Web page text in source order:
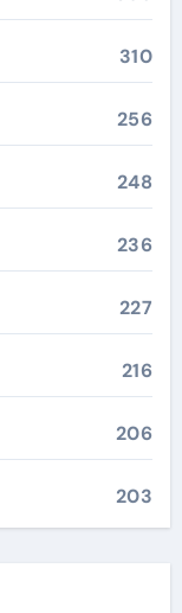
310
256
248
236
227
216
206
203